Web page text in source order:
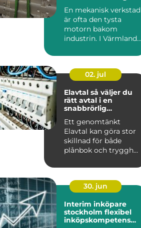
En mekanisk verkstad
är ofta den tysta
motorn bakom
industrin. I Värmland,
tradition ...
02. jul
Elavtal så väljer du
rätt avtal i en
snabbrörlig
Ett genomtänkt
Elavtal kan göra stor
skillnad för både
plånbok och trygghet
h...
30. jun
Interim inköpare
stockholm flexibel
inköpskompetens